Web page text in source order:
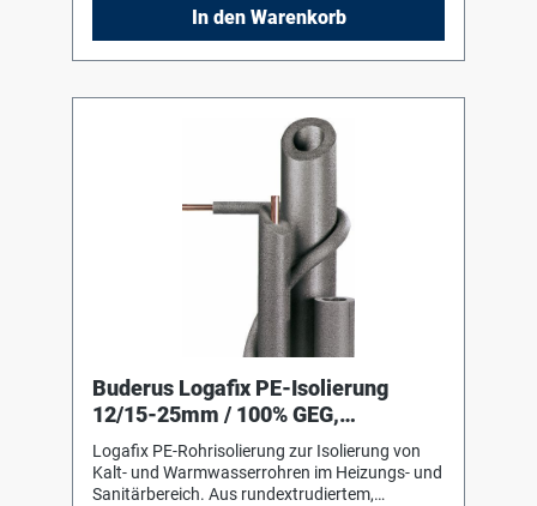
In den Warenkorb
Buderus Logafix PE-Isolierung
12/15-25mm / 100% GEG,
Lieferlänge 2m
Logafix PE-Rohrisolierung zur Isolierung von
Kalt- und Warmwasserrohren im Heizungs- und
Sanitärbereich. Aus rundextrudiertem,